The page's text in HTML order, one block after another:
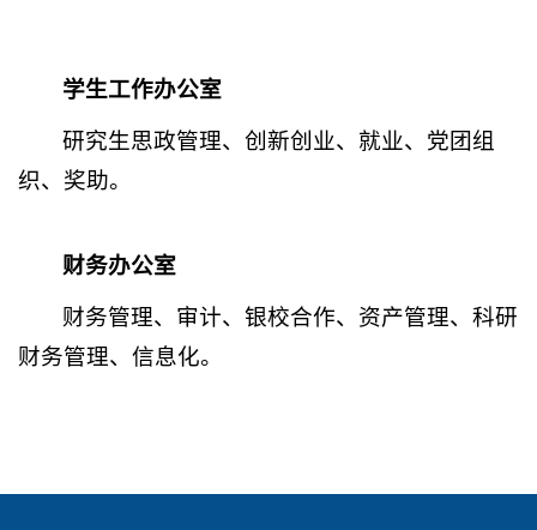
学生工作办公室
研究生思政管理、创新创业、就业、党团组
织、奖助。
财务办公室
财务管理、审计、银校合作、资产管理、科研
财务管理、信息化。